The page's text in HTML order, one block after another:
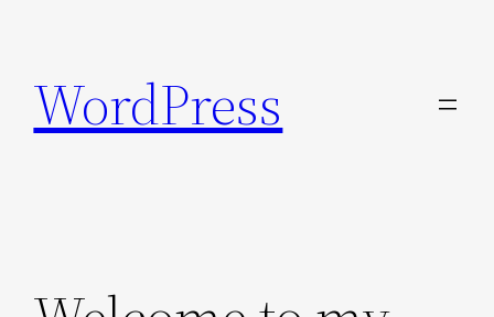
content
WordPress